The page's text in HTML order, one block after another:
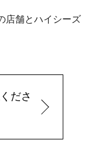
店舗とハイシーズ
ださ